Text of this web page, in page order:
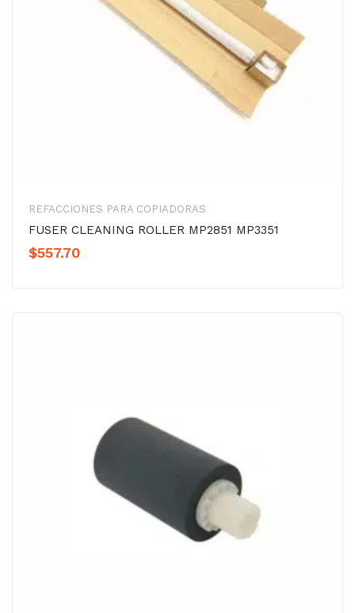
REFACCIONES PARA COPIADORAS
FUSER CLEANING ROLLER MP2851 MP3351
$557.70